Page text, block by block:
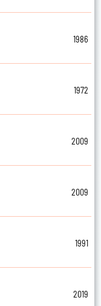
1986
1972
2009
2009
1991
2019